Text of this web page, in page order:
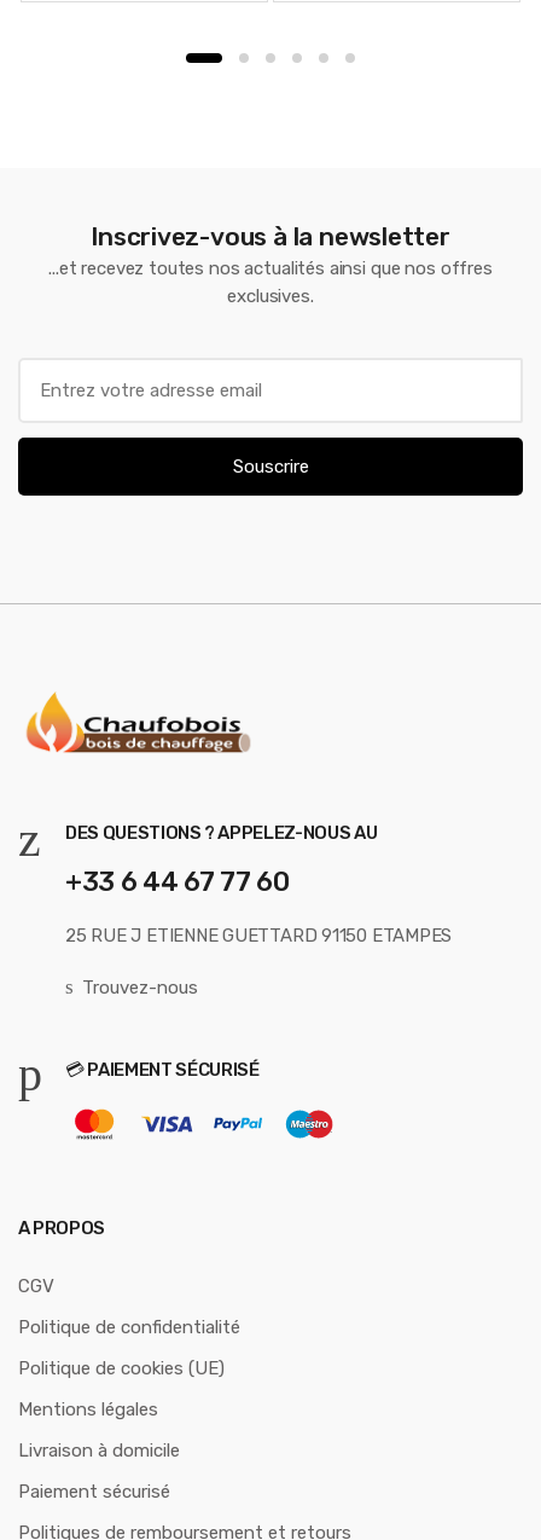
Inscrivez-vous à la newsletter
...et recevez toutes nos actualités ainsi que nos offres
exclusives.
a
l
Souscrire
DES QUESTIONS ? APPELEZ-NOUS AU
+33 6 44 67 77 60
25 RUE J ETIENNE GUETTARD 91150 ETAMPES
Trouvez-nous
💳 PAIEMENT SÉCURISÉ
A PROPOS
CGV
Politique de confidentialité
Politique de cookies (UE)
Mentions légales
Livraison à domicile
Paiement sécurisé
Politiques de remboursement et retours